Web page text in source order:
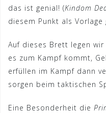
das ist genial! (Kindom
diesem Punkt als Vorlage
Auf dieses Brett legen
es zum Kampf kommt,
erfüllen im Kampf dann
sorgen beim taktischen
Eine Besonderheit die